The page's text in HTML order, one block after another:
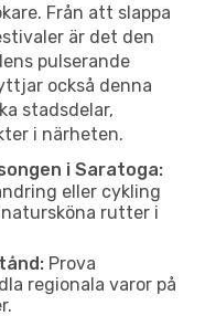
Från att slappa
är det den
pulserande
också denna
stadsdelar,
i närheten.
i Saratoga:
eller cykling
rutter i
Prova
regionala varor på